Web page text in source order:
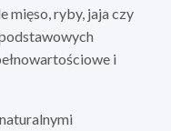
mięso, ryby, jaja czy
i